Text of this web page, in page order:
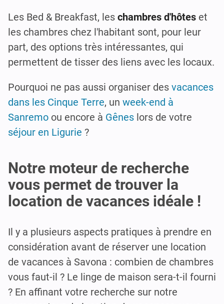
Les Bed & Breakfast, les chambres d'hôtes et
les chambres chez l'habitant sont, pour leur
part, des options très intéressantes, qui
permettent de tisser des liens avec les locaux.
Pourquoi ne pas aussi organiser des vacances
dans les Cinque Terre, un week-end à
Sanremo ou encore à Gênes lors de votre
séjour en Ligurie ?
Notre moteur de recherche
vous permet de trouver la
location de vacances idéale !
Il y a plusieurs aspects pratiques à prendre en
considération avant de réserver une location
de vacances à Savona : combien de chambres
vous faut-il ? Le linge de maison sera-t-il fourni
? En affinant votre recherche sur notre